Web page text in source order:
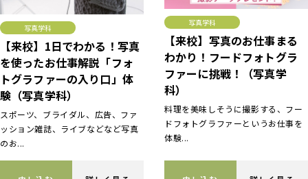
写真学科
【来校】1日でわかる！写真
を使ったお仕事解説「フォ
トグラファーの入り口」体
験（写真学科）
スポーツ、ブライダル、広告、ファ
ッション雑誌、ライブなどなど写真
のお...
写真学科
【来校】写真のお仕事まる
わかり！フードフォトグラ
ファーに挑戦！（写真学
科）
料理を美味しそうに撮影する、フー
ドフォトグラファーというお仕事を
体験...